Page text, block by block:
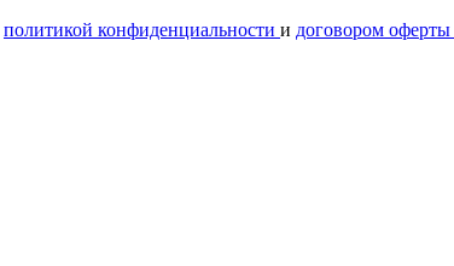
политикой конфиденциальности и договором оферты